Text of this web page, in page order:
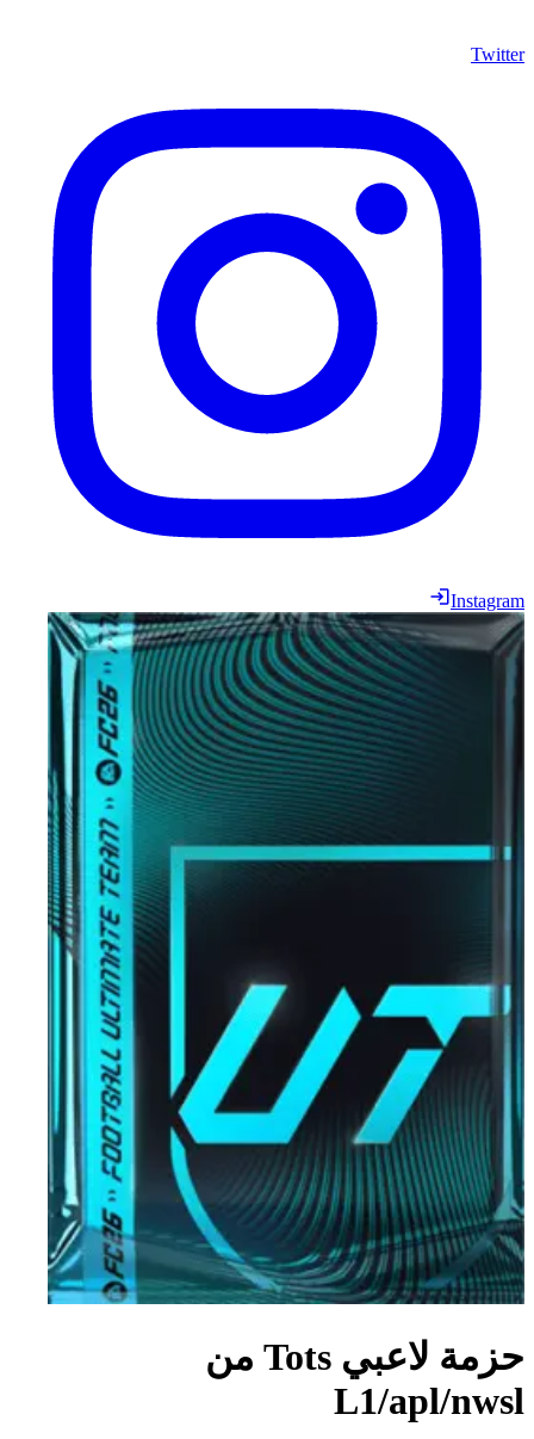
Twitter
Instagram
حزمة لاعبي Tots من
L1/apl/nwsl